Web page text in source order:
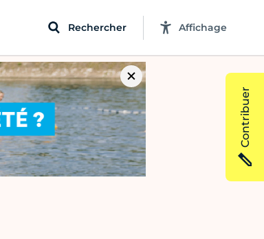
Rechercher Affichage
Contribuer